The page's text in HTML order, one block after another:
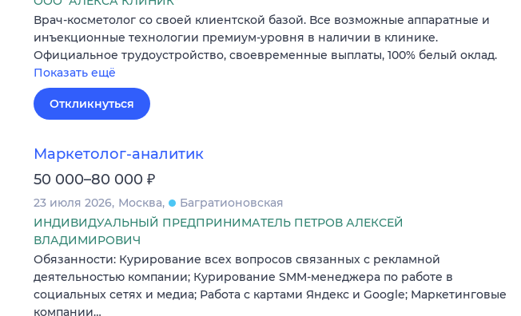
Врач-косметолог со своей клиентской базой. Все возможные аппаратные и
инъекционные технологии премиум-уровня в наличии в клинике.
Официальное трудоустройство, своевременные выплаты, 100% белый оклад.
Показать ещё
Откликнуться
Маркетолог-аналитик
50 000–80 000 ₽
23 июля 2026 Москва
Багратионовская
ИНДИВИДУАЛЬНЫЙ ПРЕДПРИНИМАТЕЛЬ ПЕТРОВ АЛЕКСЕЙ
ВЛАДИМИРОВИЧ
Обязанности: Курирование всех вопросов связанных с рекламной
деятельностью компании; Курирование SMM-менеджера по работе в
социальных сетях и медиа; Работа с картами Яндекс и Google; Маркетинговые
компании…